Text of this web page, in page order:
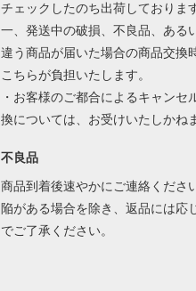
チェックしたのち出荷しておりま
一、発送中の破損、不良品、ある
違う商品が届いた場合の商品交換
こちらが負担いたします。
・お客様のご都合によるキャンセ
換については、お受けいたしかね
不良品
商品到着後速やかにご連絡くださ
陥がある場合を除き、返品には応
でご了承ください。